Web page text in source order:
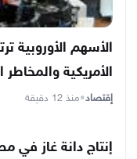
الأسهم الأوروبية
الأمريكية
إقتصاد•منذ 12 دقيقة